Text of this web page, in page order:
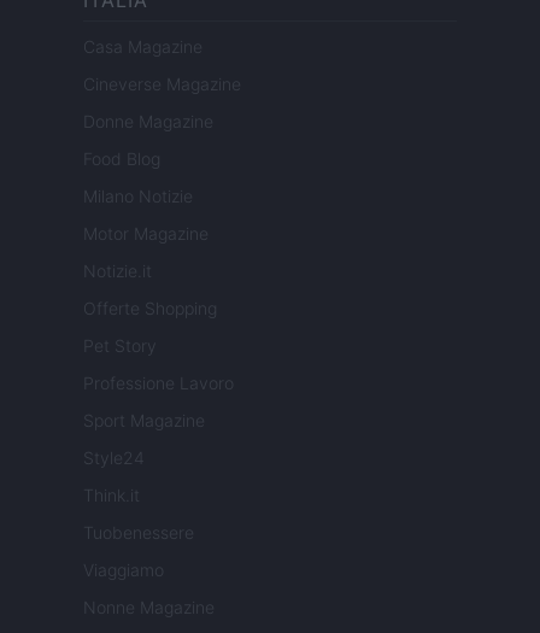
Casa Magazine
Cineverse Magazine
Donne Magazine
Food Blog
Milano Notizie
Motor Magazine
Notizie.it
Offerte Shopping
Pet Story
Professione Lavoro
Sport Magazine
Style24
Think.it
Tuobenessere
Viaggiamo
Nonne Magazine